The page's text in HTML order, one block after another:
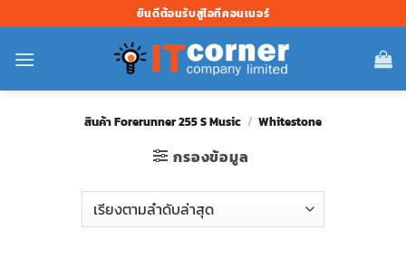
ไป
ยัง
ยินดีต้อนรับสู่ไอทีคอนเนอร์
สินค้า Forerunner 255 S Music / Whitestone
กรองข้อมูล